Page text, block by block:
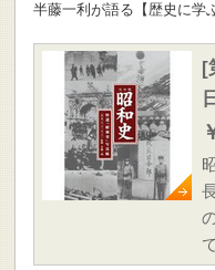
半藤一利が語る【歴史に学
[